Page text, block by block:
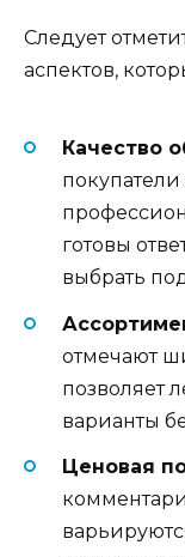
Следует
аспектов,
Качество
готовы
выбрать
отмечают
позволяет
варианты
Ценовая